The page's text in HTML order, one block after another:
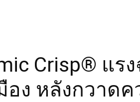
Crisp® แร
ง หลังกวาดค